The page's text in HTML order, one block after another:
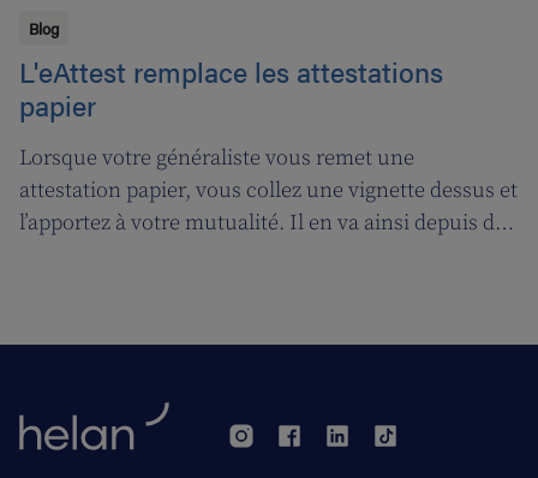
Blog
L'eAttest remplace les attestations
papier
Lorsque votre généraliste vous remet une
attestation papier, vous collez une vignette dessus et
l’apportez à votre mutualité. Il en va ainsi depuis des
vous facilitera grandement la vie.